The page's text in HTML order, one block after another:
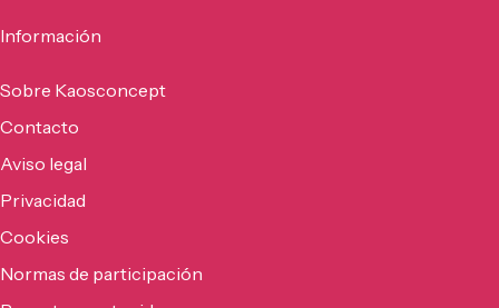
Información
Sobre Kaosconcept
Contacto
Aviso legal
Privacidad
Cookies
Normas de participación